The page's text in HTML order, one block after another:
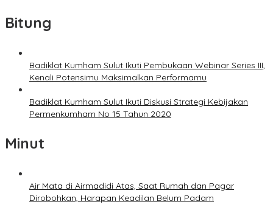
Bitung
Badiklat Kumham Sulut Ikuti Pembukaan Webinar Series III,
Kenali Potensimu Maksimalkan Performamu
Badiklat Kumham Sulut Ikuti Diskusi Strategi Kebijakan
Permenkumham No 15 Tahun 2020
Minut
Air Mata di Airmadidi Atas, Saat Rumah dan Pagar
Dirobohkan, Harapan Keadilan Belum Padam